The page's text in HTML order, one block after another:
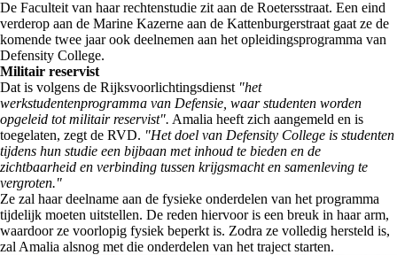
De Faculteit van haar rechtenstudie zit aan de Roetersstraat. Een eind
verderop aan de Marine Kazerne aan de Kattenburgerstraat gaat ze de
komende twee jaar ook deelnemen aan het opleidingsprogramma van
Defensity College.
Militair reservist
Dat is volgens de Rijksvoorlichtingsdienst "het
werkstudentenprogramma van Defensie, waar studenten worden
opgeleid tot militair reservist". Amalia heeft zich aangemeld en is
toegelaten, zegt de RVD. "Het doel van Defensity College is studenten
tijdens hun studie een bijbaan met inhoud te bieden en de
zichtbaarheid en verbinding tussen krijgsmacht en samenleving te
vergroten."
Ze zal haar deelname aan de fysieke onderdelen van het programma
tijdelijk moeten uitstellen. De reden hiervoor is een breuk in haar arm,
waardoor ze voorlopig fysiek beperkt is. Zodra ze volledig hersteld is,
zal Amalia alsnog met die onderdelen van het traject starten.